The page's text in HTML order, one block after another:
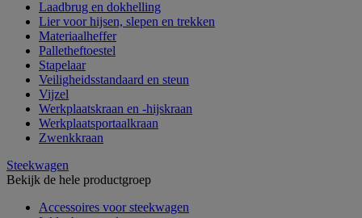
Laadbrug en dokhelling
Lier voor hijsen, slepen en trekken
Materiaalheffer
Palletheftoestel
Stapelaar
Veiligheidsstandaard en steun
Vijzel
Werkplaatskraan en -hijskraan
Werkplaatsportaalkraan
Zwenkkraan
Steekwagen
Bekijk de hele productgroep
Accessoires voor steekwagen